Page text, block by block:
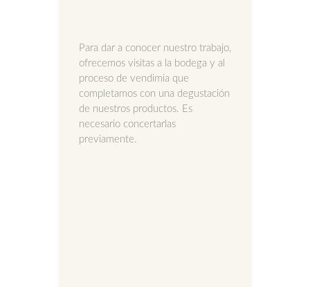
Para dar a conocer nuestro trabajo,
ofrecemos visitas a la bodega y al
proceso de vendimia que
completamos con una degustación
de nuestros productos. Es
necesario concertarlas
previamente.